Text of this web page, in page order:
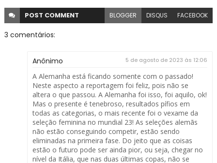
POST COMMENT BLOGGER DISQUS FACEBOOK
3 comentários:
Anônimo 5 de agosto de 2023 às 12:06
A Alemanha está ficando somente com o passado!
Neste aspecto a reportagem foi feliz, pois não se
altera o que passou. A Alemanha foi isso, foi aquilo, ok!
Mas o presente é tenebroso, resultados pífios em
todas as categorias, o mais recente foi o vexame da
seleção feminina no mundial 23! As seleções alemãs
não estão conseguindo competir, estão sendo
eliminadas na primeira fase. Do jeito que as coisas
estão o futuro pode ser ainda pior, ou seja, chegar no
nível da Itália, que nas duas últimas copas, não se